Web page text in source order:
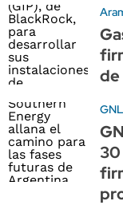
de
GNL